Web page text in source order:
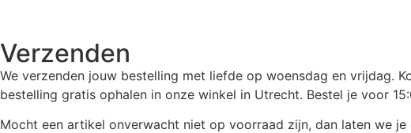
Verzenden
We verzenden jouw bestelling met liefde op woensdag en vrijdag.
bestelling gratis ophalen in onze winkel in Utrecht. Bestel je voor
Mocht een artikel onverwacht niet op voorraad zijn, dan laten we